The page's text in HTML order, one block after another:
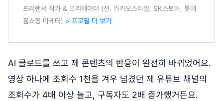
프리랜서 작가 & 크리에이터 (전. 카카오스타일, SK스토아, 롯데
홈쇼핑 마케터) > 프로필 더 보기
AI 클로드를 쓰고 제 콘텐츠의 반응이 완전히 바뀌었어요.
영상 하나에 조회수 1천을 겨우 넘겼던 제 유튜브 채널의
조회수가 4배 이상 늘고, 구독자도 2배 증가했거든요.